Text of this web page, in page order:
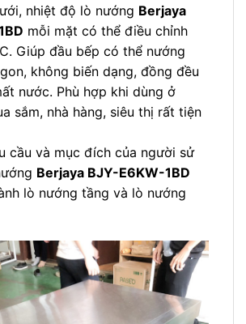
nhiệt độ lò nướng Berjaya
mỗi mặt có thể điều chỉnh
Giúp đầu bếp có thể nướng
không biến dạng, đồng đều
nước. Phù hợp khi dùng ở
sắm, nhà hàng, siêu thị rất tiện
cầu và mục đích của người sử
Berjaya BJY-E6KW-1BD
lò nướng tầng và lò nướng